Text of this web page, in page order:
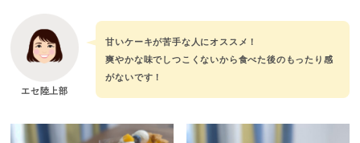
エセ陸上部
甘いケーキが苦手な人にオススメ！
爽やかな味でしつこくないから食べた後のもったり感
がないです！